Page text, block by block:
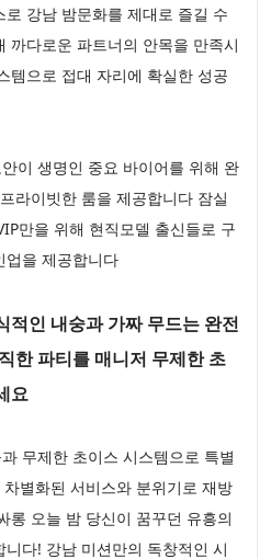
강남 밤문화를 제대로 즐길 수
까다로운 파트너의 안목을 만족시
템으로 접대 자리에 확실한 성공
이 생명인 중요 바이어를 위해 완
라이빗한 룸을 제공합니다 잠실
만을 위해 현직모델 출신들로 구
업을 제공합니다
적인 내숭과 가짜 무드는 완전
한 파티를 매니저 무제한 초
요
무제한 초이스 시스템으로 특별
별화된 서비스와 분위기로 재방
롱 오늘 밤 당신이 꿈꾸던 유흥의
다! 강남 미션만의 독창적인 시